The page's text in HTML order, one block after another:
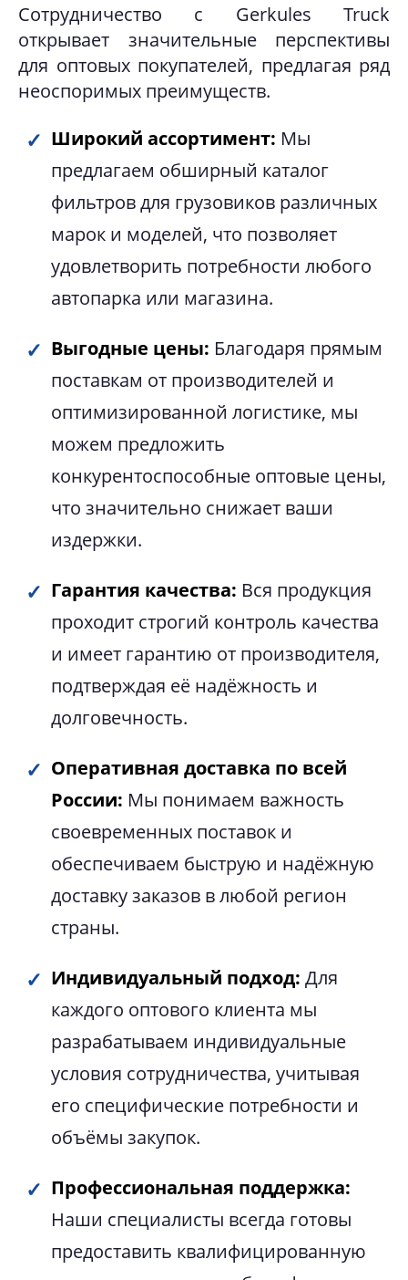
Сотрудничество с Gerkules Truck
открывает значительные перспективы
для оптовых покупателей, предлагая ряд
неоспоримых преимуществ.
Широкий ассортимент: Мы
предлагаем обширный каталог
фильтров для грузовиков различных
марок и моделей, что позволяет
удовлетворить потребности любого
автопарка или магазина.
Выгодные цены: Благодаря прямым
поставкам от производителей и
оптимизированной логистике, мы
можем предложить
конкурентоспособные оптовые цены,
что значительно снижает ваши
издержки.
Гарантия качества: Вся продукция
проходит строгий контроль качества
и имеет гарантию от производителя,
подтверждая её надёжность и
долговечность.
Оперативная доставка по всей
России: Мы понимаем важность
своевременных поставок и
обеспечиваем быструю и надёжную
доставку заказов в любой регион
страны.
Индивидуальный подход: Для
каждого оптового клиента мы
разрабатываем индивидуальные
условия сотрудничества, учитывая
его специфические потребности и
объёмы закупок.
Профессиональная поддержка:
Наши специалисты всегда готовы
предоставить квалифицированную